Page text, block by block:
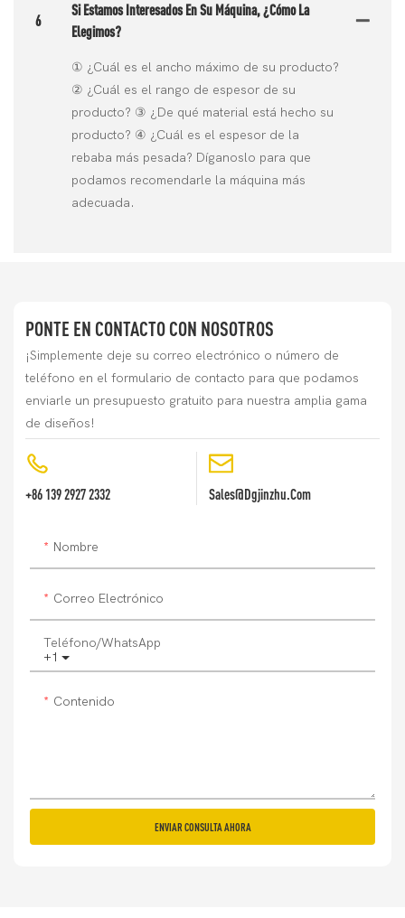
6
Si Estamos Interesados ​​en Su Máquina, ¿cómo La
Elegimos?
① ¿Cuál es el ancho máximo de su producto?
② ¿Cuál es el rango de espesor de su
producto? ③ ¿De qué material está hecho su
producto? ④ ¿Cuál es el espesor de la
rebaba más pesada? Díganoslo para que
podamos recomendarle la máquina más
adecuada.
PONTE EN CONTACTO CON NOSOTROS
¡Simplemente deje su correo electrónico o número de
teléfono en el formulario de contacto para que podamos
enviarle un presupuesto gratuito para nuestra amplia gama
de diseños!
+86 139 2927 2332 Sales@dgjinzhu.com
Nombre
Correo Electrónico
+1
Teléfono/WhatsApp
Contenido
ENVIAR CONSULTA AHORA